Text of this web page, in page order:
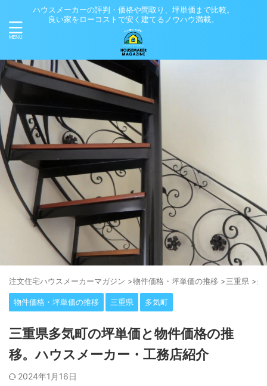
ハウスメーカーの評判・価格や間取り、坪単価まで比較。
良い家をローコストで安く建てるノウハウ満載。
注⽂住宅ハウスメーカーマガジン >物件価格・坪単価の推移 >三重県 >多
物件価格・坪単価の推移 三重県 多気町
三重県多気町の坪単価と物件価格の推
移。ハウスメーカー・工務店紹介
2024年1月16日